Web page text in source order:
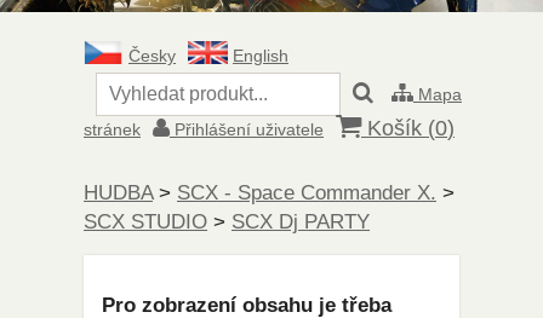
Česky
English
Mapa
stránek
Přihlášení uživatele Košík (0)
HUDBA > SCX - Space Commander X. >
SCX STUDIO > SCX Dj PARTY
Pro zobrazení obsahu je třeba